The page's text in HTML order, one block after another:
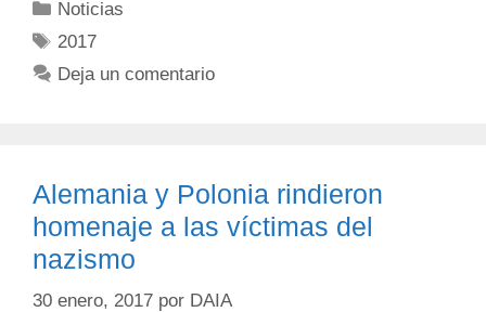
Noticias
2017
Deja un comentario
Alemania y Polonia rindieron
homenaje a las víctimas del
nazismo
30 enero, 2017 por DAIA